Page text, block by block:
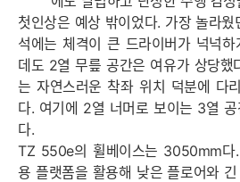
첫인상은 예상 밖이었다. 가장 놀라
석에는 체격이 큰 드라이버가 넉넉
데도 2열 무릎 공간은 여유가 상당했
는 자연스러운 착좌 위치 덕분에 다
다. 여기에 2열 너머로 보이는 3열
다.
TZ 550e의 휠베이스는 3050mm다
용 플랫폼을 활용해 낮은 플로어와